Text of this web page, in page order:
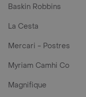
Baskin Robbins
La Cesta
Mercari - Postres
Myriam Camhi Co
Magnifique